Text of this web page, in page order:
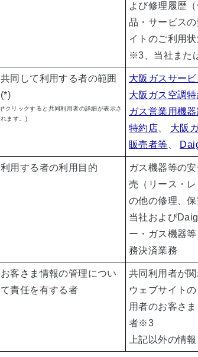
よび修理履歴
品・サービス
イトのご利用状
※3 、当社ま
共同して利用する者の範囲
(*)
(*クリックすると共同利用者の詳細が表示さ
れます。)
大阪ガスサー
大阪ガス空調
ガス営業用機
特約店
大阪
販売者等
利用する者の利用目的
ガス機器等の
売（リース・
の他の修理、
当社および
ー・ガス機器
務決済業務
お客さま情報の管理につい
て責任を有する者
共同利用者が
ウェブサイト
用者のお客さ
者※3
上記以外の情